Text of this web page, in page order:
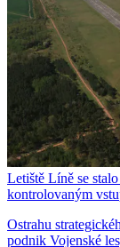
Letiště Líně se
kontrolovaným
Ostrahu
podnik Vojenské